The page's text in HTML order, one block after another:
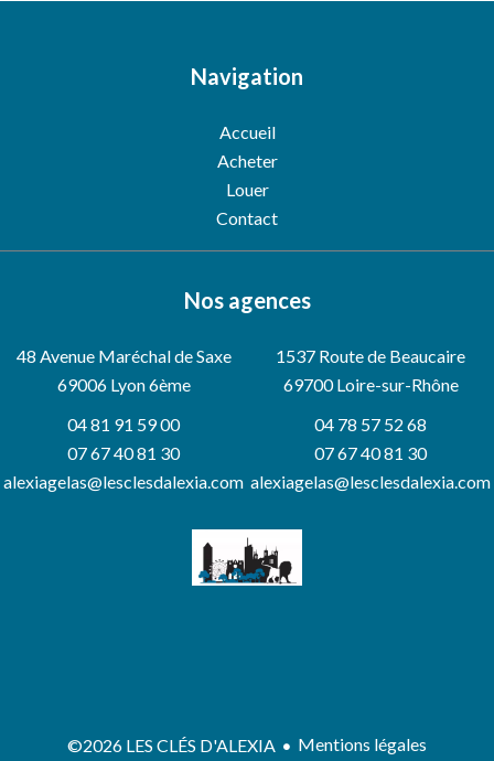
Navigation
Accueil
Acheter
Louer
Contact
Nos agences
48 Avenue Maréchal de Saxe
69006Lyon 6ème
04 81 91 59 00
07 67 40 81 30
alexiagelas@lesclesdalexia.com
1537 Route de Beaucaire
69700 Loire-sur-Rhône
04 78 57 52 68
07 67 40 81 30
alexiagelas@lesclesdalexia.com
©2026 LES CLÉS D'ALEXIA Mentions légales